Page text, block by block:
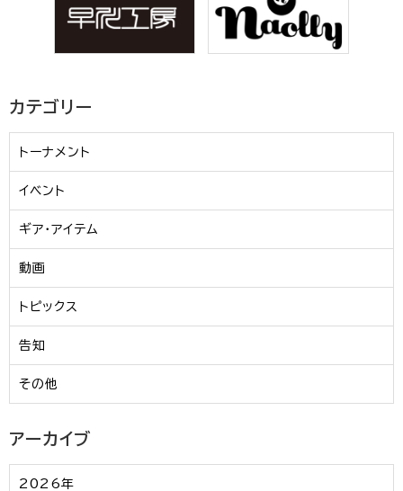
カテゴリー
トーナメント
イベント
ギア・アイテム
動画
トピックス
告知
その他
アーカイブ
2026年